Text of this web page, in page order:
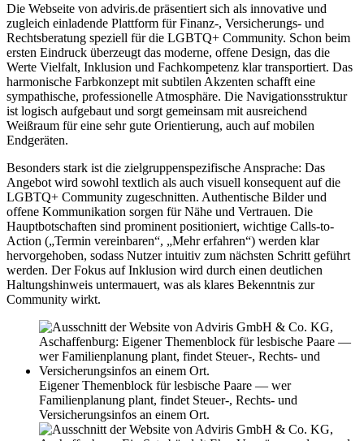
Die Webseite von adviris.de präsentiert sich als innovative und
zugleich einladende Plattform für Finanz-, Versicherungs- und
Rechtsberatung speziell für die LGBTQ+ Community. Schon beim
ersten Eindruck überzeugt das moderne, offene Design, das die
Werte Vielfalt, Inklusion und Fachkompetenz klar transportiert. Das
harmonische Farbkonzept mit subtilen Akzenten schafft eine
sympathische, professionelle Atmosphäre. Die Navigationsstruktur
ist logisch aufgebaut und sorgt gemeinsam mit ausreichend
Weißraum für eine sehr gute Orientierung, auch auf mobilen
Endgeräten.
Besonders stark ist die zielgruppenspezifische Ansprache: Das
Angebot wird sowohl textlich als auch visuell konsequent auf die
LGBTQ+ Community zugeschnitten. Authentische Bilder und
offene Kommunikation sorgen für Nähe und Vertrauen. Die
Hauptbotschaften sind prominent positioniert, wichtige Calls-to-
Action („Termin vereinbaren“, „Mehr erfahren“) werden klar
hervorgehoben, sodass Nutzer intuitiv zum nächsten Schritt geführt
werden. Der Fokus auf Inklusion wird durch einen deutlichen
Haltungshinweis untermauert, was als klares Bekenntnis zur
Community wirkt.
Eigener Themenblock für lesbische Paare — wer
Familienplanung plant, findet Steuer-, Rechts- und
Versicherungsinfos an einem Ort.